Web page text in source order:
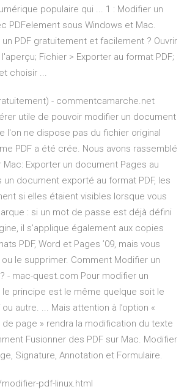
populaire qui ... 1 : Modifier un
PDFelement sous Windows et Mac.
PDF gratuitement et facilement ? Ouvrir
Fichier > Exporter au format PDF;
choisir ...
- commentcamarche.net
utile de pouvoir modifier un document
l'on ne dispose pas du fichier original
PDF a été crée. Nous avons rassemblé
Mac: Exporter un document Pages au
un document exporté au format PDF, les
si elles étaient visibles lorsque vous
: si un mot de passe est déjà défini
il s’applique également aux copies
PDF, Word et Pages ’09, mais vous
le supprimer. Comment Modifier un
- mac-quest.com Pour modifier un
principe est le même quelque soit le
autre. ... Mais attention à l’option «
de page » rendra la modification du texte
Fusionner des PDF sur Mac. Modifier
Signature, Annotation et Formulaire.
pdf-linux.html